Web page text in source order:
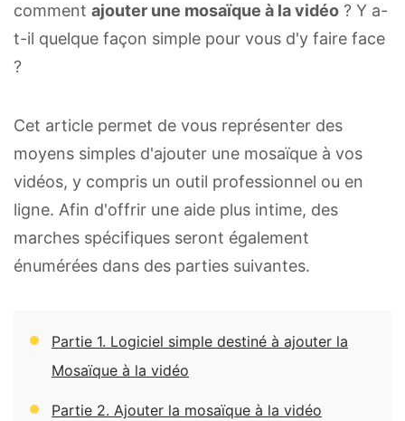
comment ajouter une mosaïque à la vidéo ? Y a-
t-il quelque façon simple pour vous d'y faire face
?
Cet article permet de vous représenter des
moyens simples d'ajouter une mosaïque à vos
vidéos, y compris un outil professionnel ou en
ligne. Afin d'offrir une aide plus intime, des
marches spécifiques seront également
énumérées dans des parties suivantes.
Partie 1. Logiciel simple destiné à ajouter la
Mosaïque à la vidéo
Partie 2. Ajouter la mosaïque à la vidéo